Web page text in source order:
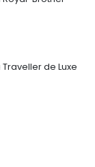
de Luxe